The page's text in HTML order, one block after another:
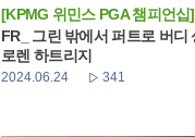
[KPMG 위민스 PGA 챔피언십]
FR_ 그린 밖에서 퍼트로 버디
로렌 하트리지
2024.06.24 341